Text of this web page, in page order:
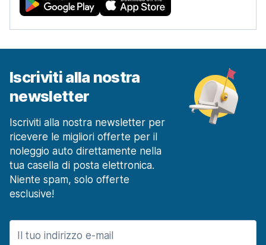
Iscriviti alla nostra
newsletter
Iscriviti alla nostra newsletter per
ricevere le migliori offerte per il
noleggio auto direttamente nella
tua casella di posta elettronica.
Niente spam, solo offerte
esclusive!